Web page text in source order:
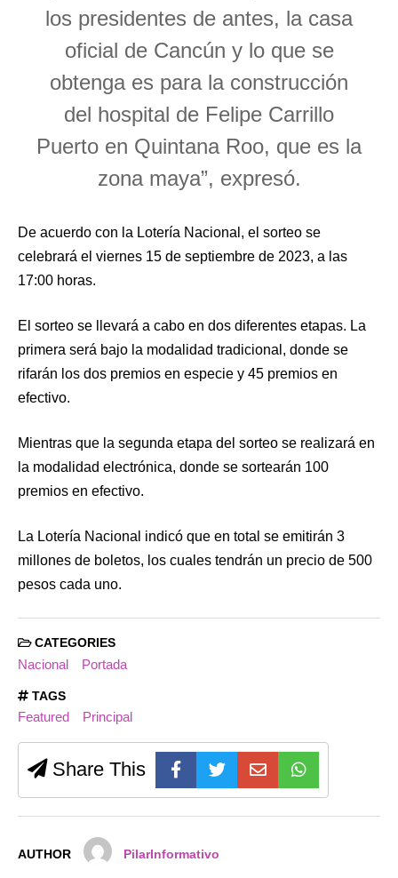
los presidentes de antes, la casa
oficial de Cancún y lo que se
obtenga es para la construcción
del hospital de Felipe Carrillo
Puerto en Quintana Roo, que es la
zona maya”, expresó.
De acuerdo con la Lotería Nacional, el sorteo se
celebrará el viernes 15 de septiembre de 2023, a las
17:00 horas.
El sorteo se llevará a cabo en dos diferentes etapas. La
primera será bajo la modalidad tradicional, donde se
rifarán los dos premios en especie y 45 premios en
efectivo.
Mientras que la segunda etapa del sorteo se realizará en
la modalidad electrónica, donde se sortearán 100
premios en efectivo.
La Lotería Nacional indicó que en total se emitirán 3
millones de boletos, los cuales tendrán un precio de 500
pesos cada uno.
CATEGORIES
Nacional Portada
TAGS
Featured Principal
Share This
AUTHOR PilarInformativo